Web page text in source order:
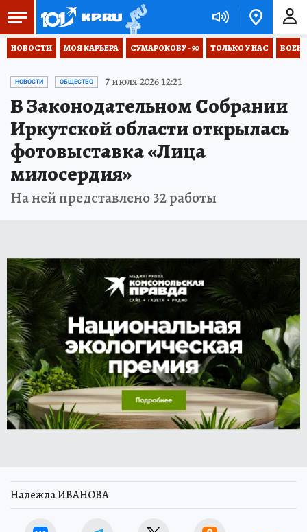
НОВОСТИ МОЯ КАРЬЕРА СУМАРОКОВУ - 90 ТОЛЬКО У НАС
НОВОСТИ ОБЩЕСТВО 7 июля 2026 12:21
В Законодательном Собрании
Иркутской области открылась
фотовыставка «Лица
милосердия»
На ней представлено 32 работы
Надежда ИВАНОВА